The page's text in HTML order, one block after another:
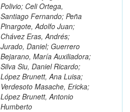
Polivio; Celi Ortega,
Santiago Fernando; Peña
Pinargote, Adolfo Juan;
Chávez Eras, Andrés;
Jurado, Daniel; Guerrero
Bejarano, María Auxiliadora;
Silva Siu, Daniel Ricardo;
López Brunett, Ana Luisa;
Verdesoto Masache, Ericka;
López Brunett, Antonio
Humberto